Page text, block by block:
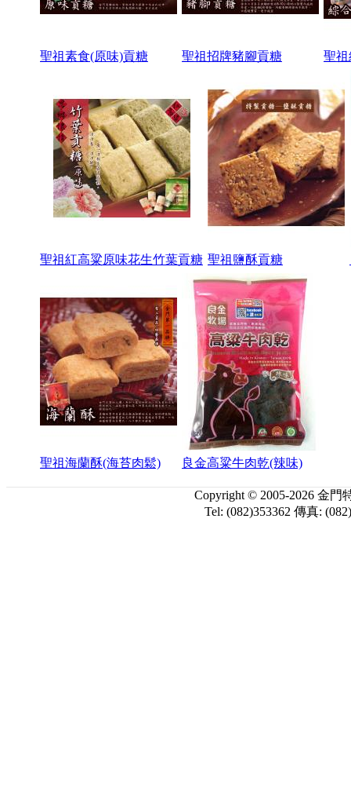
聖祖素食(原味)貢糖 聖祖招牌豬腳貢糖 聖
聖祖紅高粱原味花生竹葉貢糖 聖祖鹽酥貢糖
聖祖海蘭酥(海苔肉鬆) 良金高粱牛肉乾(辣味)
Copyright © 2005-2026 金
Tel: (082)353362 傳真: